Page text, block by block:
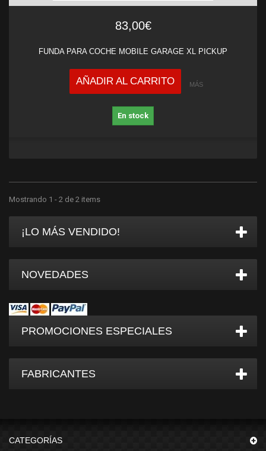
83,00€
FUNDA PARA COCHE MOBILE GARAGE XL PICKUP
AÑADIR AL CARRITO MÁS
En stock
Mostrando 1 - 2 de 2 items
¡LO MÁS VENDIDO!
NOVEDADES
PROMOCIONES ESPECIALES
FABRICANTES
CATEGORÍAS